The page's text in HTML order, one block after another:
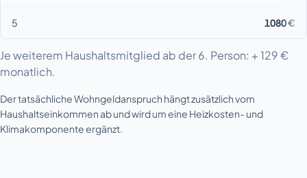
5 1080 €
Je weiterem Haushaltsmitglied ab der 6. Person: + 129 €
monatlich.
Der tatsächliche Wohngeldanspruch hängt zusätzlich vom
Haushaltseinkommen ab und wird um eine Heizkosten- und
Klimakomponente ergänzt.